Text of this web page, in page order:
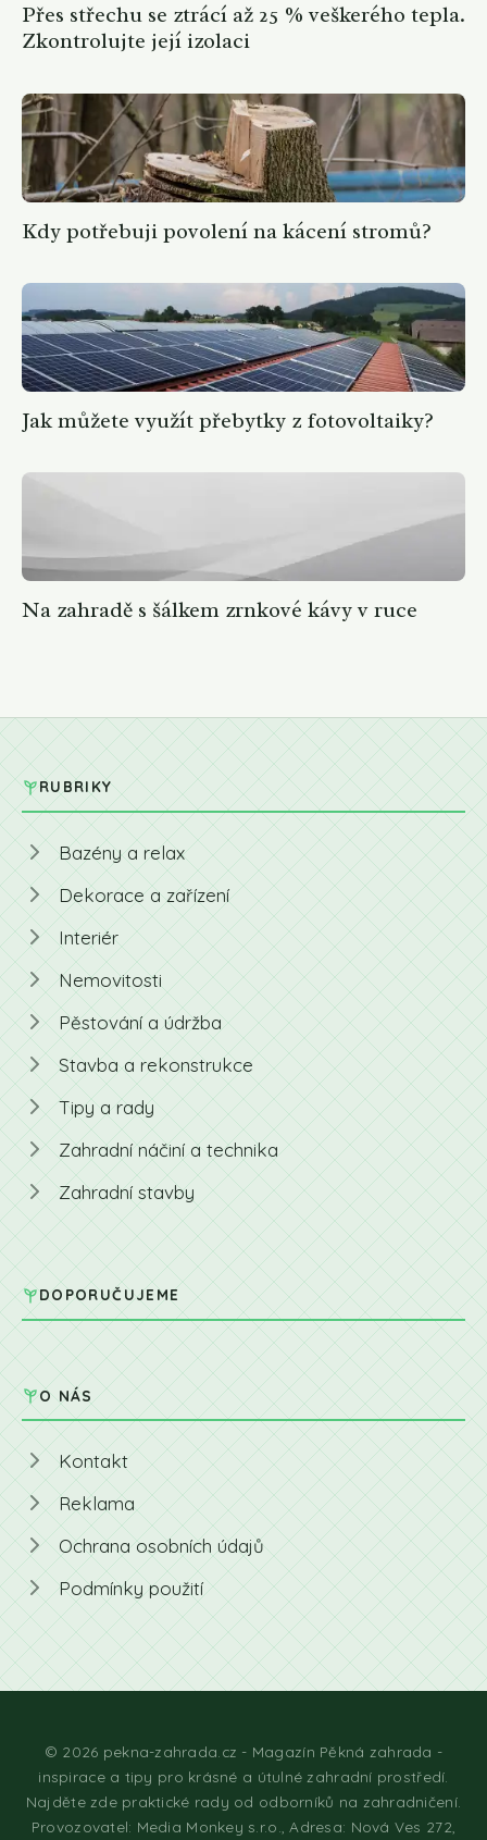
Přes střechu se ztrácí až 25 % veškerého tepla.
Zkontrolujte její izolaci
Kdy potřebuji povolení na kácení stromů?
Jak můžete využít přebytky z fotovoltaiky?
Na zahradě s šálkem zrnkové kávy v ruce
RUBRIKY
Bazény a relax
Dekorace a zařízení
Interiér
Nemovitosti
Pěstování a údržba
Stavba a rekonstrukce
Tipy a rady
Zahradní náčiní a technika
Zahradní stavby
DOPORUČUJEME
O NÁS
Kontakt
Reklama
Ochrana osobních údajů
Podmínky použití
© 2026 pekna-zahrada.cz - Magazín Pěkná zahrada -
inspirace a tipy pro krásné a útulné zahradní prostředí.
Najděte zde praktické rady od odborníků na zahradničení.
Provozovatel: Media Monkey s.r.o., Adresa: Nová Ves 272,